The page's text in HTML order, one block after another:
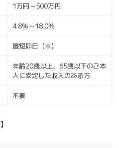
1万円～500万円
4.8%～18.0%
最短即日（※）
年齢20歳以上、65歳以下のご本
人に安定した収入のある方
不要
】